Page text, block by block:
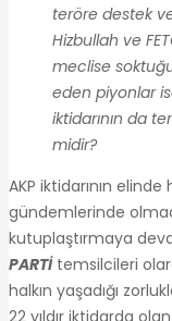
teröre destek
Hizbullah ve
meclise
eden piyonlar
iktidarının da
midir?
AKP iktidarının
gündemlerinde
kutuplaştırmaya
PARTİtemsilcileri
halkın yaşadığı
22 yıldır iktidarda